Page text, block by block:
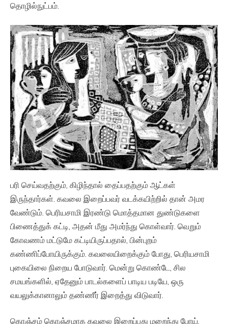
தொழில்நுட்பம்.
பரி செய்வதற்கும், கிழிந்தால் தைப்பதற்கும் ஆட்கள்
இருந்தார்கள். கவலை இறைப்பவர் வடக்கயிற்றில் தான் அமர
வேண்டும். பெரியசாமி இரண்டு மொத்தமான துண்டுகளை
பிணைத்துக் கட்டி, அதன் மீது அமர்ந்து கொள்வார். வெறும்
கோவணம் மட்டுமே கட்டியிருப்பதால், பின்புறம்
கண்ணிப்போயிருக்கும். கவலையிறைக்கும் போது, பெரியசாமி
புகையிலை நிறைய போடுவார். மென்று கொண்டே, சில
சமயங்களில், ஏதேனும் பாடல்களைப் பாடிய படியே, ஒரு
வயலுக்கானாலும் தண்ணீர் இறைத்து விடுவார்.
கொஞ்சம் கொஞ்சமாக கவலை இறைப்பது மறைந்து போய்,